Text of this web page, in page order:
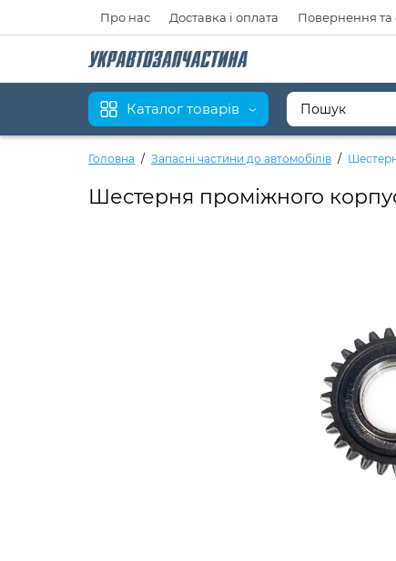
Про нас Доставка і оплата Повернення та
Каталог товарів
Головна Запасні частини до автомобілів
Шестерня проміжного